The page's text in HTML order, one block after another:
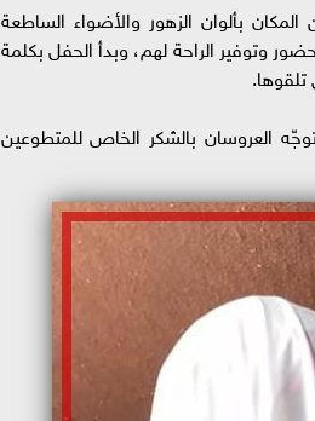
بألوان الزهور والأضواء الساطعة
وتوفير الراحة لهم، وبدأ الحفل بكلمة
العروسان بالشكر الخاص للمتطوعين